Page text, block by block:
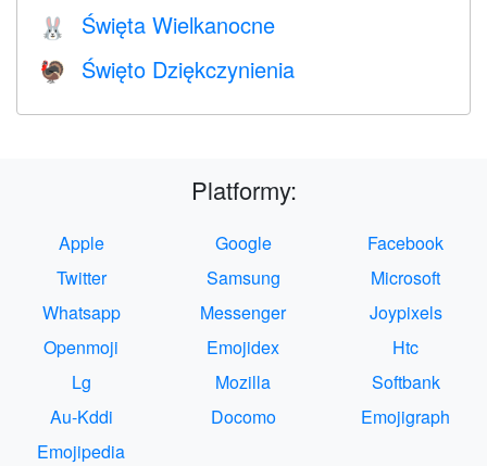
🐰 Święta Wielkanocne
🦃 Święto Dziękczynienia
Platformy:
Apple Google
Facebook
Twitter
Samsung
Microsoft
Whatsapp
Messenger
Joypixels
Openmoji
Emojidex
Htc
Lg
Mozilla
Softbank
Au-Kddi
Docomo
Emojigraph
Emojipedia